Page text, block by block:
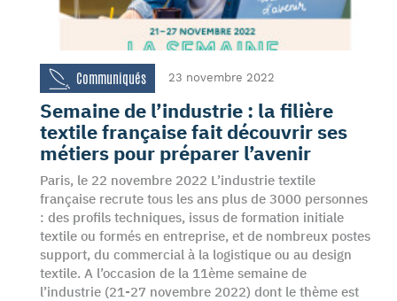
Communiqués 23 novembre 2022
Semaine de l’industrie : la filière
textile française fait découvrir ses
métiers pour préparer l’avenir
Paris, le 22 novembre 2022 L’industrie textile
française recrute tous les ans plus de 3000 personnes
: des profils techniques, issus de formation initiale
textile ou formés en entreprise, et de nombreux postes
support, du commercial à la logistique ou au design
textile. A l’occasion de la 11ème semaine de
l’industrie (21-27 novembre 2022) dont le thème est